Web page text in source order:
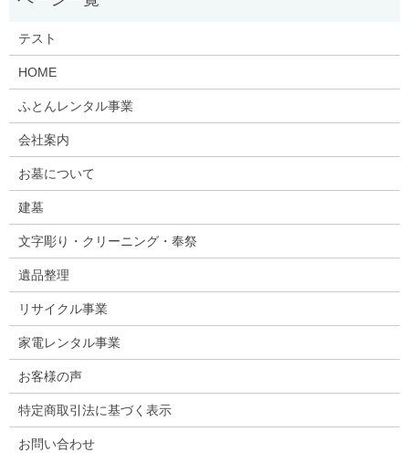
テスト
HOME
ふとんレンタル事業
会社案内
お墓について
建墓
文字彫り・クリーニング・奉祭
遺品整理
リサイクル事業
家電レンタル事業
お客様の声
特定商取引法に基づく表示
お問い合わせ